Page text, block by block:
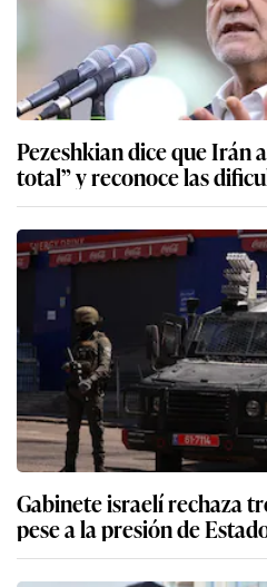
Pezeshkian dice que Irán
total” y reconoce las
Gabinete israelí rechaza
pese a la presión de